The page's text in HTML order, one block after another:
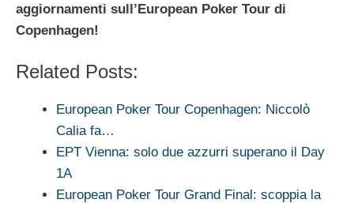
aggiornamenti sull’European Poker Tour di
Copenhagen!
Related Posts:
European Poker Tour Copenhagen: Niccolò
Calia fa…
EPT Vienna: solo due azzurri superano il Day
1A
European Poker Tour Grand Final: scoppia la